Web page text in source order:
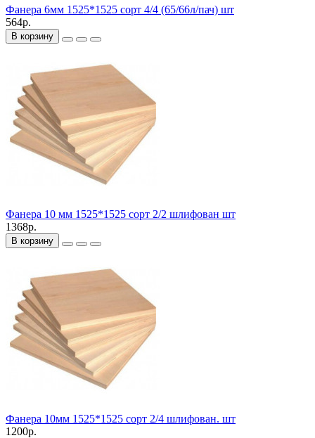
Фанера 6мм 1525*1525 сорт 4/4 (65/66л/пач) шт
564р.
В корзину
Фанера 10 мм 1525*1525 сорт 2/2 шлифован шт
1368р.
В корзину
Фанера 10мм 1525*1525 сорт 2/4 шлифован. шт
1200р.